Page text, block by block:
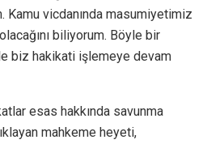
Kamu vicdanında masumiyetimiz
biliyorum. Böyle bir
biz hakikati işlemeye devam
esas hakkında savunma
mahkeme heyeti,